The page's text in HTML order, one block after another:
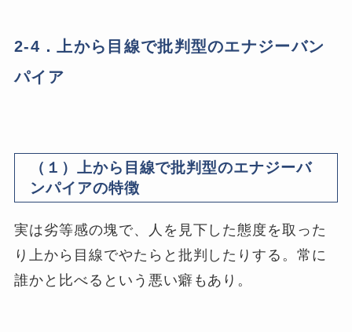
2-4．上から目線で批判型のエナジーバン
パイア
（１）上から目線で批判型のエナジーバ
ンパイアの特徴
実は劣等感の塊で、人を見下した態度を取った
り上から目線でやたらと批判したりする。常に
誰かと比べるという悪い癖もあり。